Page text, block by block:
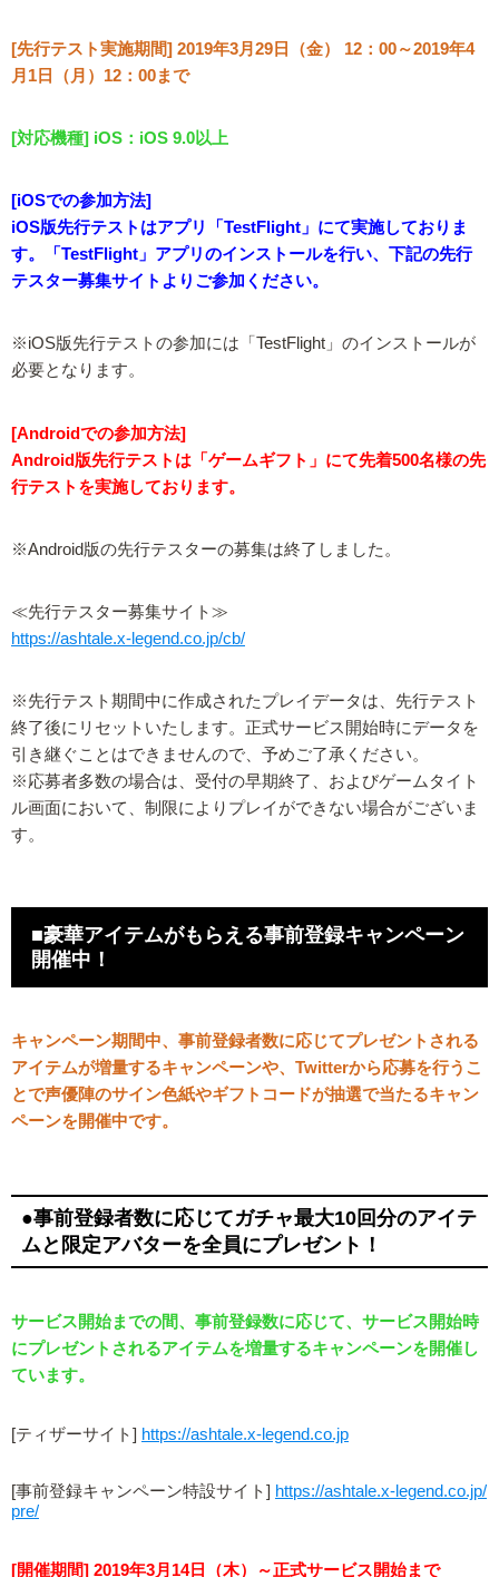
[先行テスト実施期間] 2019年3月29日（金） 12：00～2019年4
月1日（月）12：00まで
[対応機種] iOS：iOS 9.0以上
[iOSでの参加方法]
iOS版先行テストはアプリ「TestFlight」にて実施しておりま
す。「TestFlight」アプリのインストールを行い、下記の先行
テスター募集サイトよりご参加ください。
※iOS版先行テストの参加には「TestFlight」のインストールが
必要となります。
[Androidでの参加方法]
Android版先行テストは「ゲームギフト」にて先着500名様の先
行テストを実施しております。
※Android版の先行テスターの募集は終了しました。
≪先行テスター募集サイト≫
https://ashtale.x-legend.co.jp/cb/
※先行テスト期間中に作成されたプレイデータは、先行テスト
終了後にリセットいたします。正式サービス開始時にデータを
引き継ぐことはできませんので、予めご了承ください。
※応募者多数の場合は、受付の早期終了、およびゲームタイト
ル画面において、制限によりプレイができない場合がございま
す。
■豪華アイテムがもらえる事前登録キャンペーン
開催中！
キャンペーン期間中、事前登録者数に応じてプレゼントされる
アイテムが増量するキャンペーンや、Twitterから応募を行うこ
とで声優陣のサイン色紙やギフトコードが抽選で当たるキャン
ペーンを開催中です。
●事前登録者数に応じてガチャ最大10回分のアイテ
ムと限定アバターを全員にプレゼント！
サービス開始までの間、事前登録数に応じて、サービス開始時
にプレゼントされるアイテムを増量するキャンペーンを開催し
ています。
[ティザーサイト] https://ashtale.x-legend.co.jp
[事前登録キャンペーン特設サイト] https://ashtale.x-legend.co.jp/
pre/
[開催期間] 2019年3月14日（木）～正式サービス開始まで